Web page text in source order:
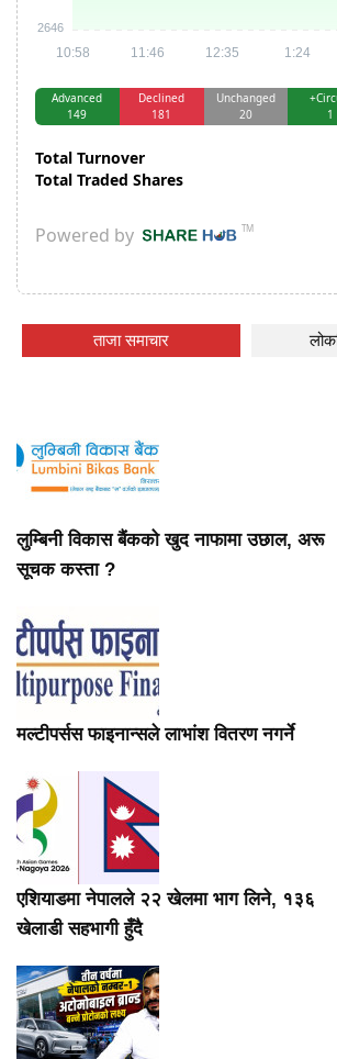
ताजा समाचार
लुम्बिनी विकास बैंकको खुद नाफामा उछाल, अरू
सूचक कस्ता ?
मल्टीपर्सस फाइनान्सले लाभांश वितरण नगर्ने
एशियाडमा नेपालले २२ खेलमा भाग लिने, १३६
खेलाडी सहभागी हुँदै